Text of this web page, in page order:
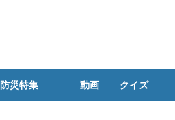
防災特集 動画 クイズ